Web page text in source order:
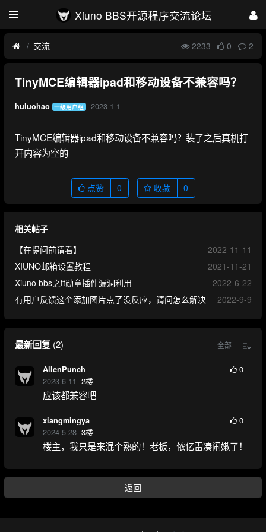
Xiuno BBS开源程序交流论坛
交流 2233 0 2
TinyMCE编辑器ipad和移动设备不兼容吗？
huluohao 一级用户组 2023-1-1
TinyMCE编辑器ipad和移动设备不兼容吗？装了之后真机打
开内容为空的
点赞 0 收藏 0
相关帖子
【在提问前请看】
2022-11-11
XIUNO邮箱设置教程
2021-11-21
Xiuno bbs之tt勋章插件漏洞利用
2022-6-22
有用户反馈这个添加图片点了没反应，请问怎么解决
2022-9-9
最新回复(2) 全部
AllenPunch
2023-6-11 2楼
0
应该都兼容吧
xiangmingya
2024-5-28 3楼
0
楼主，我只是来混个熟的！老板，侬亿雷凑闹嫩了！
返回